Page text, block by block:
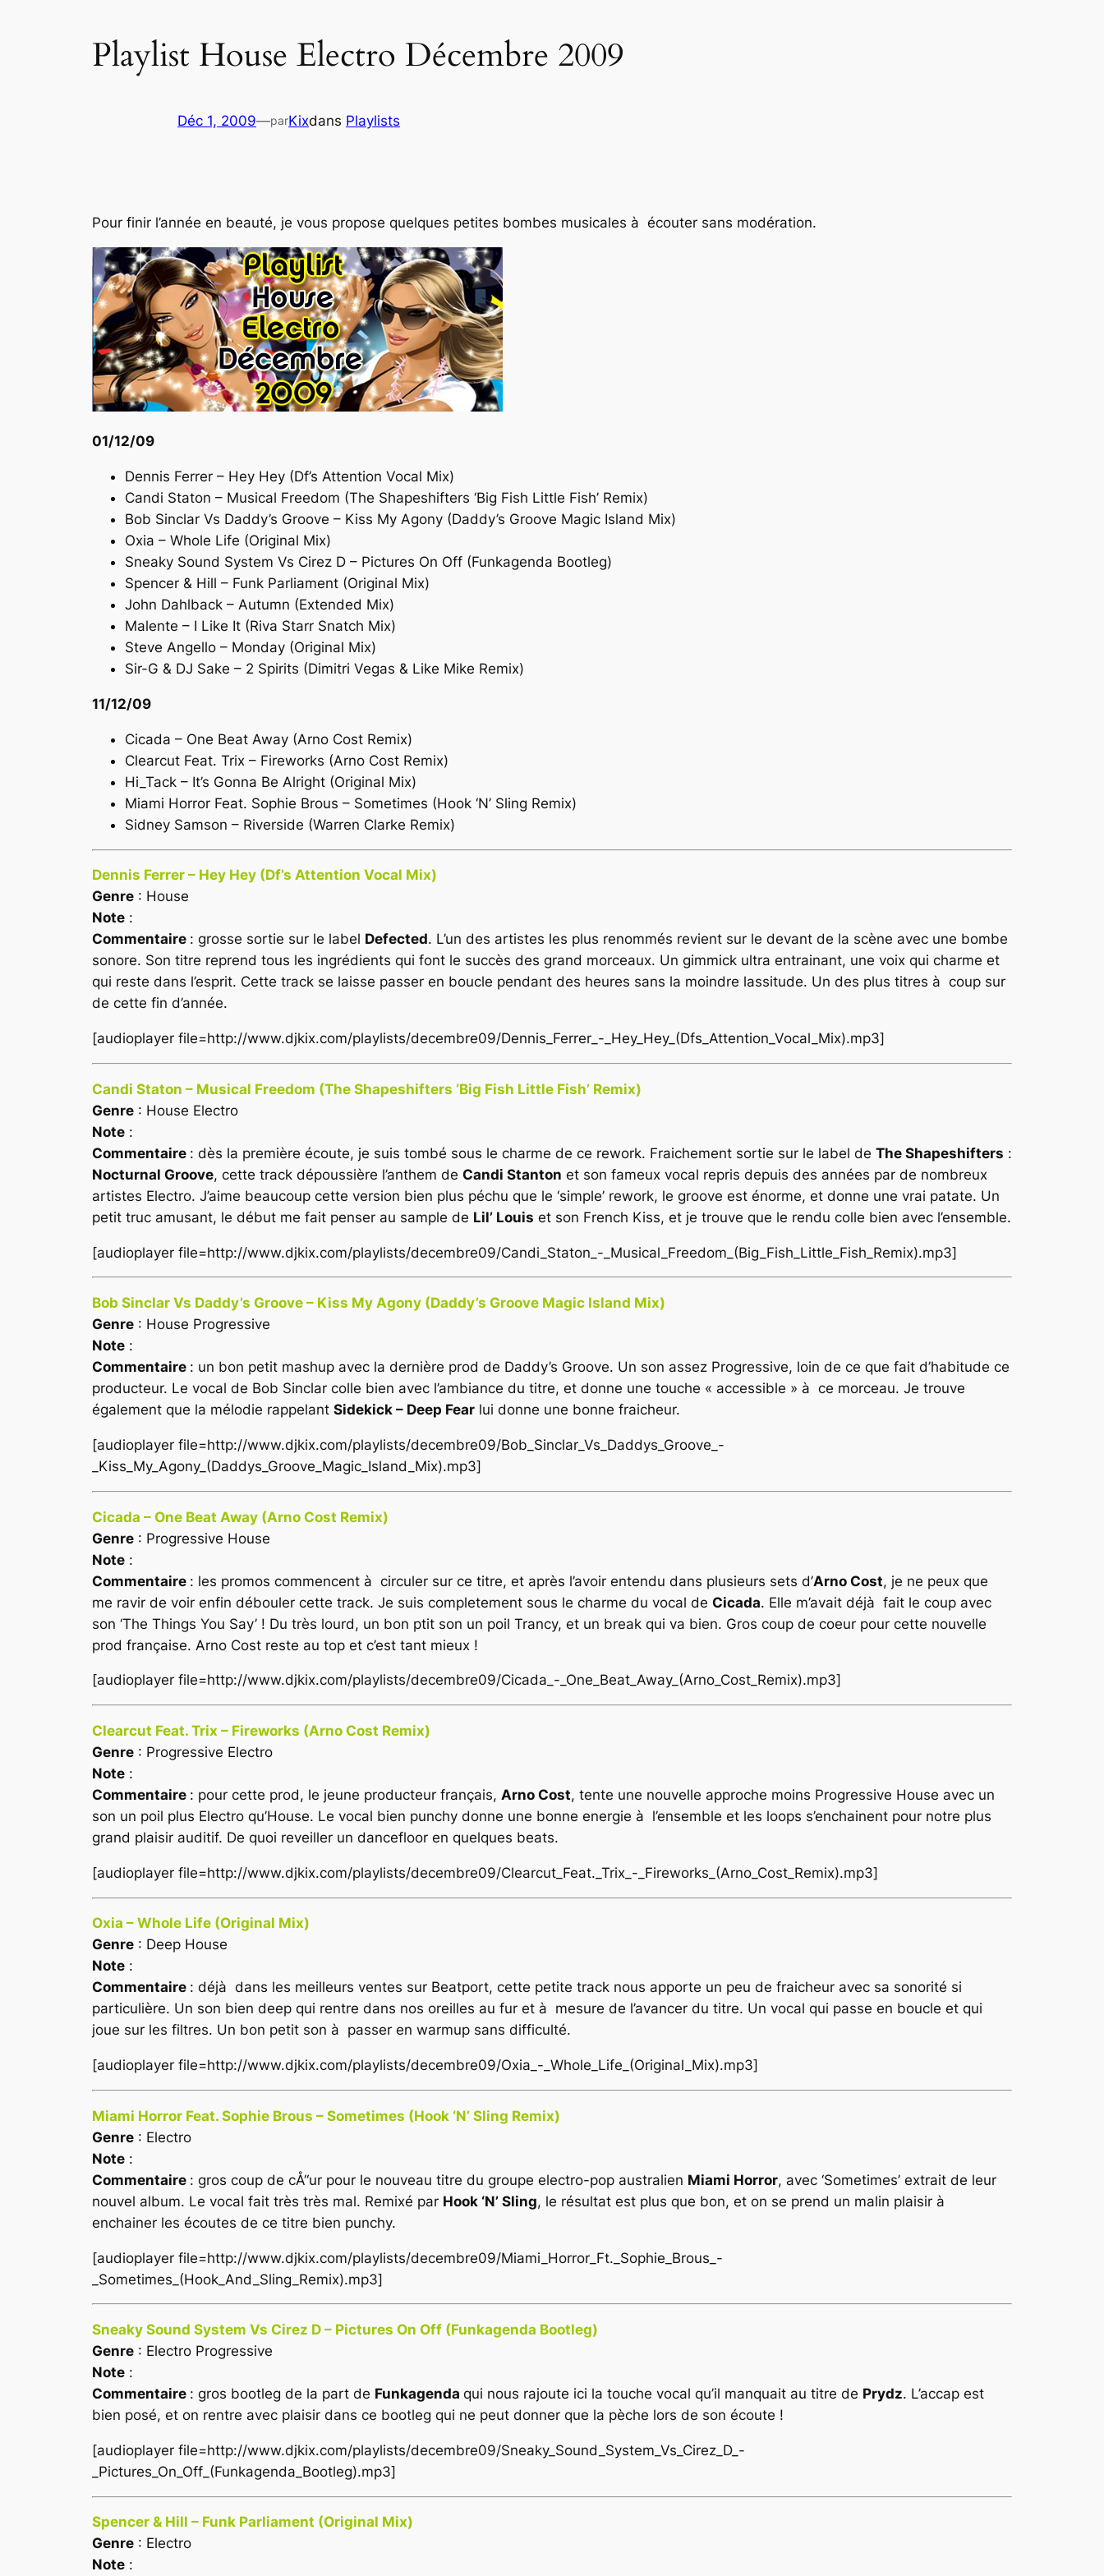
Playlist House Electro Décembre 2009
Déc 1, 2009—parKixdans Playlists
Pour finir l’année en beauté, je vous propose quelques petites bombes musicales à écouter sans modération.
01/12/09
Dennis Ferrer – Hey Hey (Df’s Attention Vocal Mix)
Candi Staton – Musical Freedom (The Shapeshifters ‘Big Fish Little Fish’ Remix)
Bob Sinclar Vs Daddy’s Groove – Kiss My Agony (Daddy’s Groove Magic Island Mix)
Oxia – Whole Life (Original Mix)
Sneaky Sound System Vs Cirez D – Pictures On Off (Funkagenda Bootleg)
Spencer & Hill – Funk Parliament (Original Mix)
John Dahlback – Autumn (Extended Mix)
Malente – I Like It (Riva Starr Snatch Mix)
Steve Angello – Monday (Original Mix)
Sir-G & DJ Sake – 2 Spirits (Dimitri Vegas & Like Mike Remix)
11/12/09
Cicada – One Beat Away (Arno Cost Remix)
Clearcut Feat. Trix – Fireworks (Arno Cost Remix)
Hi_Tack – It’s Gonna Be Alright (Original Mix)
Miami Horror Feat. Sophie Brous – Sometimes (Hook ‘N’ Sling Remix)
Sidney Samson – Riverside (Warren Clarke Remix)
Dennis Ferrer – Hey Hey (Df’s Attention Vocal Mix)
Genre : House
Note :
Commentaire : grosse sortie sur le label Defected. L’un des artistes les plus renommés revient sur le devant de la scène avec une bombe
sonore. Son titre reprend tous les ingrédients qui font le succès des grand morceaux. Un gimmick ultra entrainant, une voix qui charme et
qui reste dans l’esprit. Cette track se laisse passer en boucle pendant des heures sans la moindre lassitude. Un des plus titres à coup sur
de cette fin d’année.
[audioplayer file=http://www.djkix.com/playlists/decembre09/Dennis_Ferrer_-_Hey_Hey_(Dfs_Attention_Vocal_Mix).mp3]
Candi Staton – Musical Freedom (The Shapeshifters ‘Big Fish Little Fish’ Remix)
Genre : House Electro
Note :
Commentaire : dès la première écoute, je suis tombé sous le charme de ce rework. Fraichement sortie sur le label de The Shapeshifters :
Nocturnal Groove, cette track dépoussière l’anthem de Candi Stanton et son fameux vocal repris depuis des années par de nombreux
artistes Electro. J’aime beaucoup cette version bien plus péchu que le ‘simple’ rework, le groove est énorme, et donne une vrai patate. Un
petit truc amusant, le début me fait penser au sample de Lil’ Louis et son French Kiss, et je trouve que le rendu colle bien avec l’ensemble.
[audioplayer file=http://www.djkix.com/playlists/decembre09/Candi_Staton_-_Musical_Freedom_(Big_Fish_Little_Fish_Remix).mp3]
Bob Sinclar Vs Daddy’s Groove – Kiss My Agony (Daddy’s Groove Magic Island Mix)
Genre : House Progressive
Note :
Commentaire : un bon petit mashup avec la dernière prod de Daddy’s Groove. Un son assez Progressive, loin de ce que fait d’habitude ce
producteur. Le vocal de Bob Sinclar colle bien avec l’ambiance du titre, et donne une touche « accessible » à ce morceau. Je trouve
également que la mélodie rappelant Sidekick – Deep Fear lui donne une bonne fraicheur.
[audioplayer file=http://www.djkix.com/playlists/decembre09/Bob_Sinclar_Vs_Daddys_Groove_-
_Kiss_My_Agony_(Daddys_Groove_Magic_Island_Mix).mp3]
Cicada – One Beat Away (Arno Cost Remix)
Genre : Progressive House
Note :
Commentaire : les promos commencent à circuler sur ce titre, et après l’avoir entendu dans plusieurs sets d’Arno Cost, je ne peux que
me ravir de voir enfin débouler cette track. Je suis completement sous le charme du vocal de Cicada. Elle m’avait déjà fait le coup avec
son ‘The Things You Say’ ! Du très lourd, un bon ptit son un poil Trancy, et un break qui va bien. Gros coup de coeur pour cette nouvelle
prod française. Arno Cost reste au top et c’est tant mieux !
[audioplayer file=http://www.djkix.com/playlists/decembre09/Cicada_-_One_Beat_Away_(Arno_Cost_Remix).mp3]
Clearcut Feat. Trix – Fireworks (Arno Cost Remix)
Genre : Progressive Electro
Note :
Commentaire : pour cette prod, le jeune producteur français, Arno Cost, tente une nouvelle approche moins Progressive House avec un
son un poil plus Electro qu’House. Le vocal bien punchy donne une bonne energie à l’ensemble et les loops s’enchainent pour notre plus
grand plaisir auditif. De quoi reveiller un dancefloor en quelques beats.
[audioplayer file=http://www.djkix.com/playlists/decembre09/Clearcut_Feat._Trix_-_Fireworks_(Arno_Cost_Remix).mp3]
Oxia – Whole Life (Original Mix)
Genre : Deep House
Note :
Commentaire : déjà dans les meilleurs ventes sur Beatport, cette petite track nous apporte un peu de fraicheur avec sa sonorité si
particulière. Un son bien deep qui rentre dans nos oreilles au fur et à mesure de l’avancer du titre. Un vocal qui passe en boucle et qui
joue sur les filtres. Un bon petit son à passer en warmup sans difficulté.
[audioplayer file=http://www.djkix.com/playlists/decembre09/Oxia_-_Whole_Life_(Original_Mix).mp3]
Miami Horror Feat. Sophie Brous – Sometimes (Hook ‘N’ Sling Remix)
Genre : Electro
Note :
Commentaire : gros coup de cÅ“ur pour le nouveau titre du groupe electro-pop australien Miami Horror, avec ‘Sometimes’ extrait de leur
nouvel album. Le vocal fait très très mal. Remixé par Hook ‘N’ Sling, le résultat est plus que bon, et on se prend un malin plaisir à
enchainer les écoutes de ce titre bien punchy.
[audioplayer file=http://www.djkix.com/playlists/decembre09/Miami_Horror_Ft._Sophie_Brous_-
_Sometimes_(Hook_And_Sling_Remix).mp3]
Sneaky Sound System Vs Cirez D – Pictures On Off (Funkagenda Bootleg)
Genre : Electro Progressive
Note :
Commentaire : gros bootleg de la part de Funkagenda qui nous rajoute ici la touche vocal qu’il manquait au titre de Prydz. L’accap est
bien posé, et on rentre avec plaisir dans ce bootleg qui ne peut donner que la pèche lors de son écoute !
[audioplayer file=http://www.djkix.com/playlists/decembre09/Sneaky_Sound_System_Vs_Cirez_D_-
_Pictures_On_Off_(Funkagenda_Bootleg).mp3]
Spencer & Hill – Funk Parliament (Original Mix)
Genre : Electro
Note :